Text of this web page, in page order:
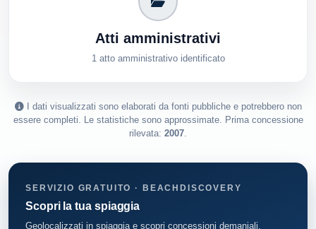
Atti amministrativi
1 atto amministrativo identificato
I dati visualizzati sono elaborati da fonti pubbliche e potrebbero non
essere completi. Le statistiche sono approssimate. Prima concessione
rilevata: 2007
SERVIZIO GRATUITO · BEACHDISCOVERY
Scopri la tua spiaggia
Geolocalizzati in spiaggia e scopri concessioni demaniali,